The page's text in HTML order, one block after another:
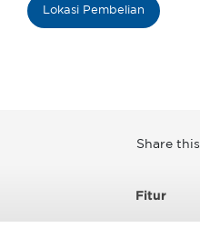
Lokasi Pembelian
Fitur
Share this